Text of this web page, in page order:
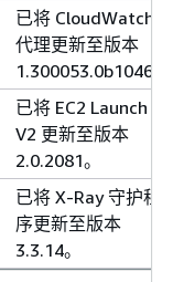
已将 CloudWatch
代理更新至版本
1.300053.0b1046。
已将 EC2 Launch
V2 更新至版本
2.0.2081。
已将 X-Ray 守护程
序更新至版本
3.3.14。